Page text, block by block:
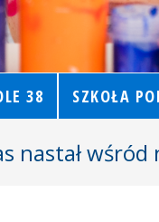
38 SZKOŁA
nastał